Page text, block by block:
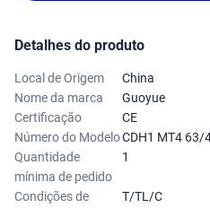
Detalhes do produto
Local de Origem
China
Nome da marca
Guoyue
Certificação
CE
Número do ModeloCDH1 MT4 63/
Quantidade
mínima de pedido
1
Condições de
T/TL/C